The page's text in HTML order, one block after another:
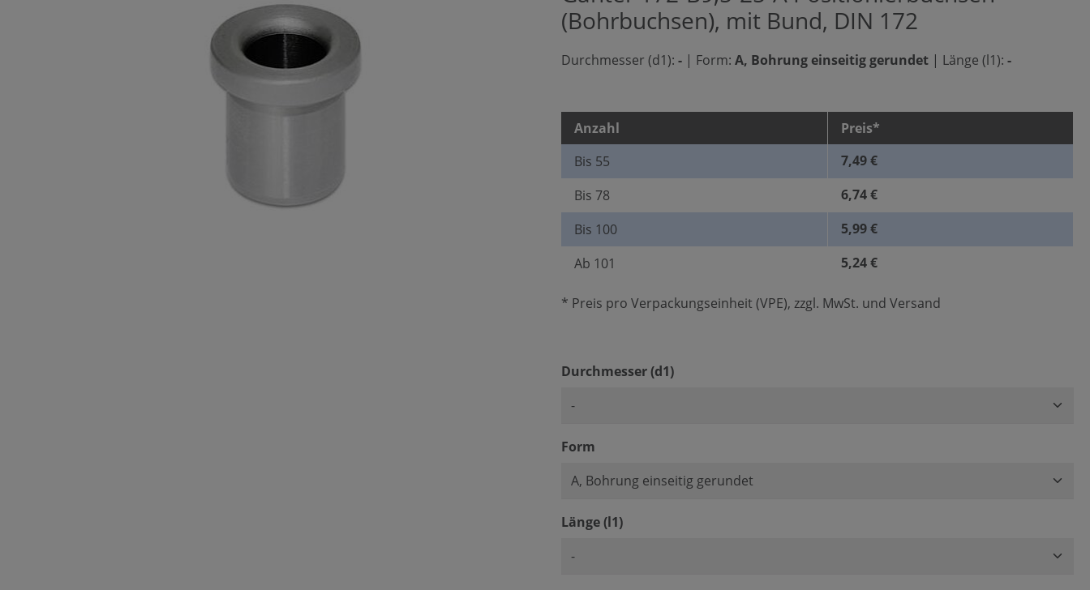
(Bohrbuchsen), mit Bund, DIN 172
Durchmesser (d1): - | Form: A, Bohrung einseitig gerundet | Länge (l1): -
Anzahl
Preis*
Bis 55
7,49 €
Bis 78
6,74 €
Bis 100
5,99 €
Ab 101 5,24 €
* Preis pro Verpackungseinheit (VPE), zzgl. MwSt. und Versand
Durchmesser (d1)auswählen
Form
Länge (l1)auswählen